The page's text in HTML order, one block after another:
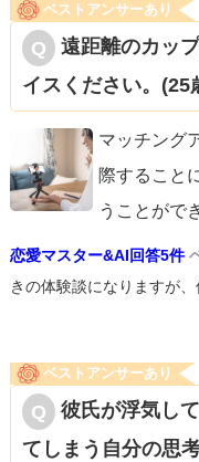
ベストアンサーあり
遠距離のカッ
イスください。(25
マッチング
際すること
うことがで
恋愛マスター&AI回答5件
きの体験談になりますが
ベストアンサーあり
彼氏が浮気し
てしまう自分の思